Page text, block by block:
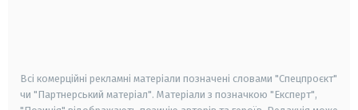
Всі комерційні рекламні матеріали позначені словами "Спецпроєкт"
чи "Партнерський матеріал". Матеріали з позначкою "Експерт",